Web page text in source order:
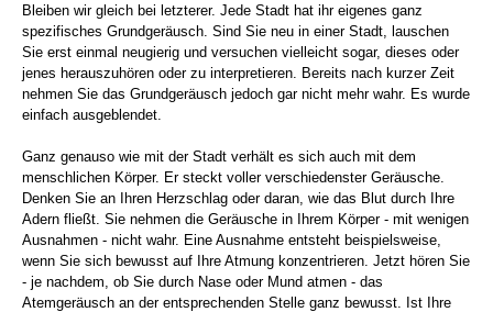
Bleiben wir gleich bei letzterer. Jede Stadt hat ihr eigenes ganz
spezifisches Grundgeräusch. Sind Sie neu in einer Stadt, lauschen
Sie erst einmal neugierig und versuchen vielleicht sogar, dieses oder
jenes herauszuhören oder zu interpretieren. Bereits nach kurzer Zeit
nehmen Sie das Grundgeräusch jedoch gar nicht mehr wahr. Es wurde
einfach ausgeblendet.
Ganz genauso wie mit der Stadt verhält es sich auch mit dem
menschlichen Körper. Er steckt voller verschiedenster Geräusche.
Denken Sie an Ihren Herzschlag oder daran, wie das Blut durch Ihre
Adern fließt. Sie nehmen die Geräusche in Ihrem Körper - mit wenigen
Ausnahmen - nicht wahr. Eine Ausnahme entsteht beispielsweise,
wenn Sie sich bewusst auf Ihre Atmung konzentrieren. Jetzt hören Sie
- je nachdem, ob Sie durch Nase oder Mund atmen - das
Atemgeräusch an der entsprechenden Stelle ganz bewusst. Ist Ihre